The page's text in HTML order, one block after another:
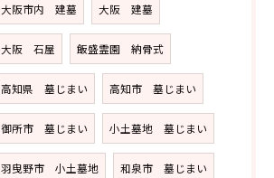
大阪市内 建墓 大阪 建墓
大阪 石屋 飯盛霊園 納骨式
高知県 墓じまい 高知市 墓じまい
御所市 墓じまい 小土墓地 墓じまい
羽曳野市 小土墓地 和泉市 墓じまい